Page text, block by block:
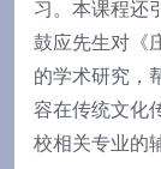
习。本课程还
鼓应先生对《
的学术研究，
容在传统文化
校相关专业的